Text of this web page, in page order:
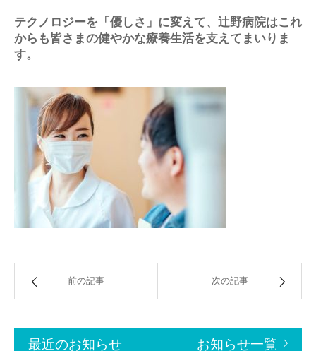
テクノロジーを「優しさ」に変えて、辻野病院はこれ
からも皆さまの健やかな療養生活を支えてまいりま
す。
前の記事 次の記事
最近のお知らせ お知らせ一覧